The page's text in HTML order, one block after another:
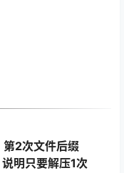
2次文件后缀
明只要解压1次